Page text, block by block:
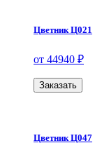
Цветник Ц021
от 44940 ₽
Заказать
Цветник Ц047